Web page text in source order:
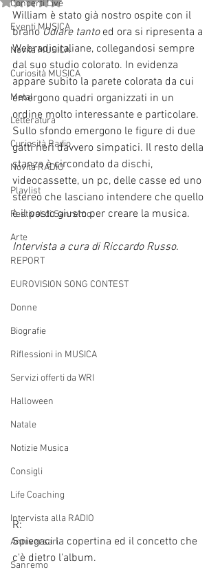
Concerti Live
Eventi MUSICA
Novità MUSICA
Curiosità MUSICA
Metal
Letteratura
Curiosità Radio
Novità RADIO
Playlist
Festival di Sanremo
Arte
REPORT
EUROVISION SONG CONTEST
Donne
Biografie
Riflessioni in MUSICA
Servizi offerti da WRI
Halloween
Natale
Notizie Musica
Consigli
Life Coaching
Intervista alla RADIO
Anniversari
Sanremo
William è stato già nostro ospite con il
brano Odiare tanto ed ora si ripresenta a
Webradioitaliane, collegandosi sempre
dal suo studio colorato. In evidenza
appare subito la parete colorata da cui
emergono quadri organizzati in un
ordine molto interessante e particolare.
Sullo sfondo emergono le figure di due
gatti neri davvero simpatici. Il resto della
stanza è circondato da dischi,
videocassette, un pc, delle casse ed uno
stereo che lasciano intendere che quello
è il posto giusto per creare la musica.
Intervista a cura di Riccardo Russo.
R:
Spiegaci la copertina ed il concetto che
c'è dietro l'album.